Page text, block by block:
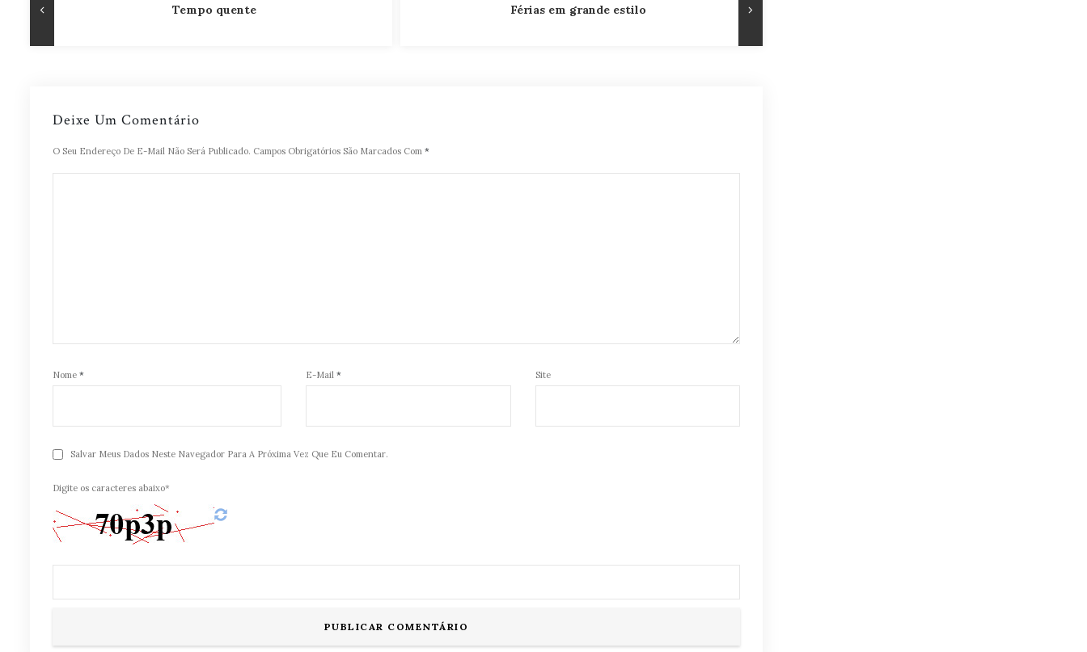
de
Post
Publicação
Tempo quente Férias em grande estilo
Deixe Um Comentário
O Seu Endereço De E-Mail Não Será Publicado. Campos Obrigatórios São Marcados Com *
Nome * E-Mail* Site
Salvar Meus Dados Neste Navegador Para A Próxima Vez Que Eu Comentar.
Digite os caracteres abaixo*